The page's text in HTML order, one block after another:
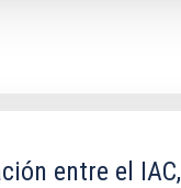
entre el